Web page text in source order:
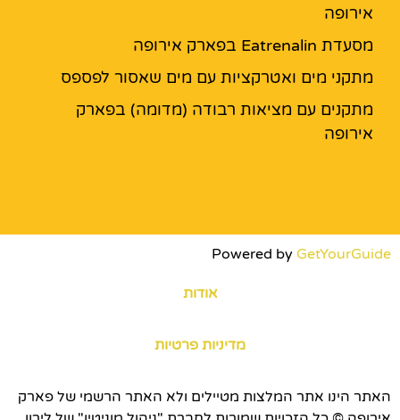
אירופה
מסעדת Eatrenalin בפארק אירופה
מתקני מים ואטרקציות עם מים שאסור לפספס
מתקנים עם מציאות רבודה (מדומה) בפארק
אירופה
Powered by GetYourGuide
אודות
מדיניות פרטיות
האתר הינו אתר המלצות מטיילים ולא האתר הרשמי של פארק